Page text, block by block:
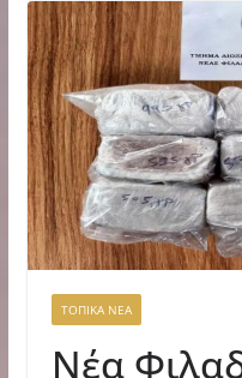
ΤΟΠΙΚΑ ΝΕΑ
Νέα